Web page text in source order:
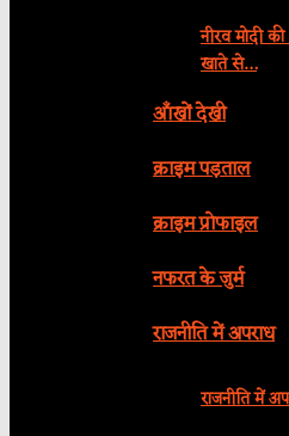
नीरव मोदी
खाते से…
आँखों देखी
क्राइम पड़ताल
क्राइम प्रोफाइल
नफरत के जुर्म
राजनीति में अपराध
राजनीति में